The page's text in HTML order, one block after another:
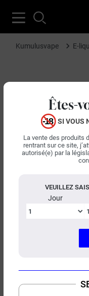
Êtes-
SI VOUS
La vente des produits
rentrant sur ce site,
autorisé(e) par la
VEUILLEZ
Jour
Kumulusvape E-
E-